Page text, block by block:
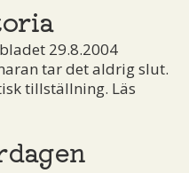
29.8.2004
tar det aldrig slut.
tillställning. Läs